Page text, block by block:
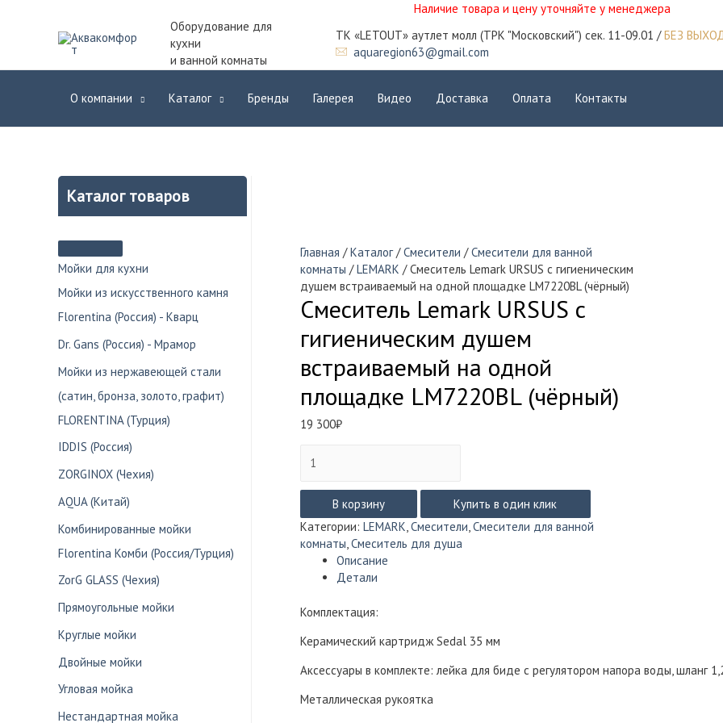
Наличие товара и цену уточняйте у менеджера
Оборудование для
кухни
и ванной комнаты
ТК «LETOUT» аутлет молл (ТРК "Московский") сек. 11-09.01 /БЕЗ
aquaregion63@gmail.com
О компании Каталог Бренды Галерея Видео Доставка Оплата Контакты
Каталог товаров
Мойки для кухни
Мойки из искусственного камня
Florentina (Россия) - Кварц
Dr. Gans (Россия) - Мрамор
Мойки из нержавеющей стали
(сатин, бронза, золото, графит)
FLORENTINA (Турция)
IDDIS (Россия)
ZORGINOX (Чехия)
AQUA (Китай)
Комбинированные мойки
Florentina Комби (Россия/Турция)
ZorG GLASS (Чехия)
Прямоугольные мойки
Круглые мойки
Двойные мойки
Угловая мойка
Нестандартная мойка
Главная /Каталог/Смесители /Смесители для ванной
комнаты /LEMARK / Смеситель Lemark URSUS с гигиеническим
душем встраиваемый на одной площадке LM7220BL (чёрный)
Смеситель Lemark URSUS с
гигиеническим душем
встраиваемый на одной
площадке LM7220BL (чёрный)
19 300₽
товара
Смеситель
Lemark
URSUS
гигиеническим
встраиваемый
на
одной
площадке
(чёрный)
В корзину
Купить в один клик
Категории: LEMARK Смесители Смесители для ванной
комнаты Смеситель для душа
Описание
Детали
Комплектация:
Керамический картридж Sedal 35 мм
Аксессуары в комплекте: лейка для биде с регулятором напора воды, шланг
Металлическая рукоятка